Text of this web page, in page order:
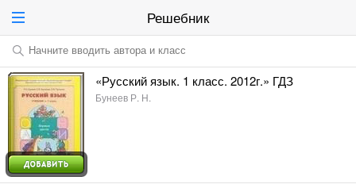
Решебник
Начните вводить автора и класс
«Русский язык. 1 класс. 2012г.» ГДЗ
Бунеев Р. Н.